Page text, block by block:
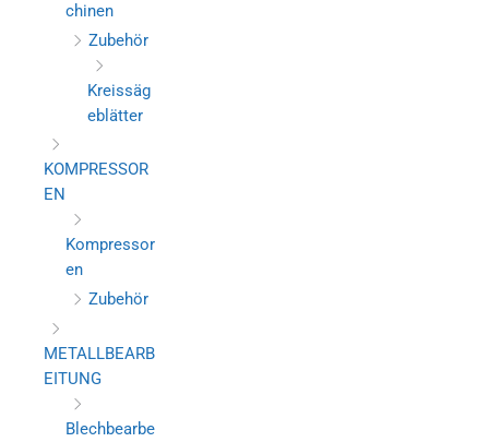
chinen
Zubehör
Kreissäg
eblätter
KOMPRESSOR
EN
Kompressor
en
Zubehör
METALLBEARB
EITUNG
Blechbearbe